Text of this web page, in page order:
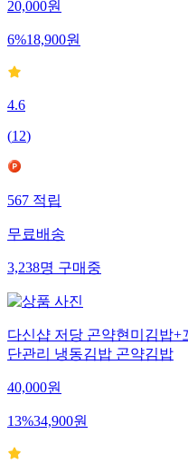
20,000원
6%18,900원
4.6
(12)
567적립
무료배송
3,238명구매중
다신샵 저당 곤약현미김밥+
단관리 냉동김밥 곤약김밥
40,000원
13%34,900원